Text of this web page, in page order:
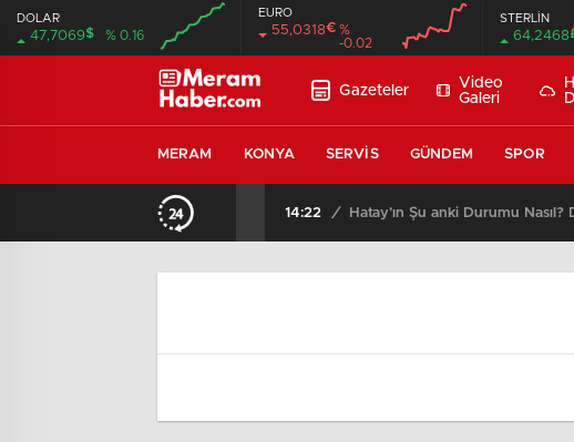
DOLAR
47,7069$ % 0.16
00:00 00:00
EURO
55,0318€ %
-0.02
STERLİN
64,2468
Gazeteler
Video
Galeri
MERAM KONYA SERVIS GÜNDEM SPOR
14:22 / Hatay’ın Şu anki Durumu